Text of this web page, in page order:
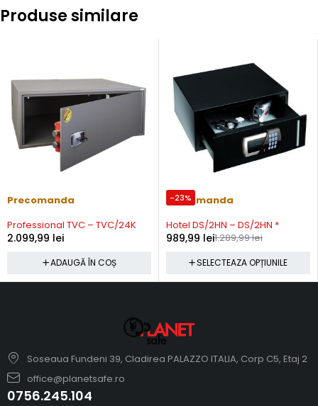
Produse similare
Precomanda
Professional TVC – TVC/24K
2.099,99 lei
ADAUGĂ ÎN COȘ
-23%
Precomanda
Hotel DS/2HN – DS/2HN *
1.289,99lei
989,99 lei
SELECTEAZA OPȚIUNILE
Soseaua Fundeni 39, Cladirea PALAZZO ITALIA, Corp C5, Etaj 2
office@planetsafe.ro
0756.245.104